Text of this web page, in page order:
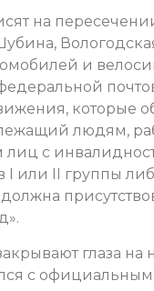
на
и
которые
людям,
лиц с
I или II группы
глаза
с